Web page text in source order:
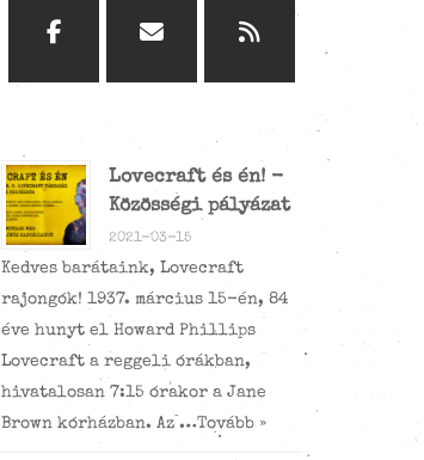
Lovecraft és én! -
Közösségi pályázat
2021-03-15
Kedves barátaink, Lovecraft
rajongók! 1937. március 15-én, 84
éve hunyt el Howard Phillips
Lovecraft a reggeli órákban,
hivatalosan 7:15 órakor a Jane
Brown kórházban. Az …Tovább »